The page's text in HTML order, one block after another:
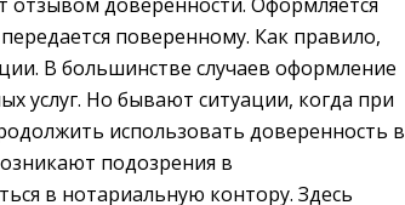
отзывом доверенности. Оформляется
поверенному. Как правило,
В большинстве случаев оформление
услуг. Но бывают ситуации, когда при
использовать доверенность в
подозрения в
в нотариальную контору. Здесь